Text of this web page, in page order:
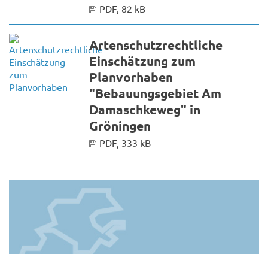
PDF, 82 kB
Artenschutzrechtliche
Einschätzung zum
Planvorhaben
"Bebauungsgebiet Am
Damaschkeweg" in
Gröningen
PDF, 333 kB